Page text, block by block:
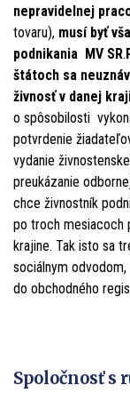
nepravidelnej
tovaru), musí byť
podnikania MV SR.
štátoch sa
živnosť v danej
o spôsobilosti
potvrdenie
vydanie
preukázanie
chce živnostník
po troch mesiacoch
krajine. Tak isto sa
sociálnym
do obchodného
Spoločnosť s